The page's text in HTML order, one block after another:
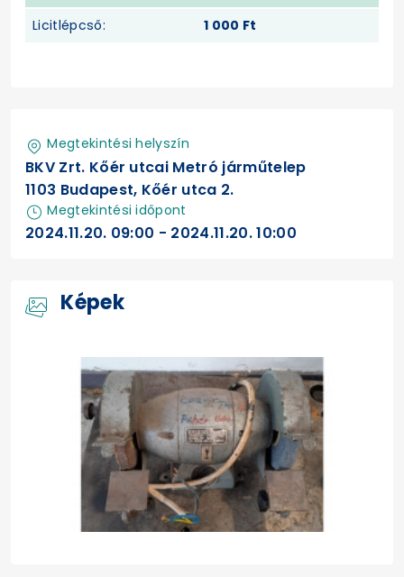
Licitlépcső:
1 000 Ft
Megtekintési helyszín
BKV Zrt. Kőér utcai Metró járműtelep
1103 Budapest, Kőér utca 2.
Megtekintési időpont
2024.11.20. 09:00 - 2024.11.20. 10:00
Képek